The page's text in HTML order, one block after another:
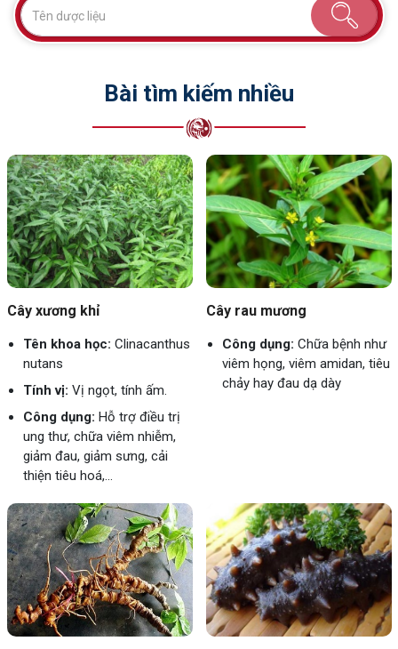
Bài tìm kiếm nhiều
Cây xương khỉ
Tên khoa học: Clinacanthus
nutans
Tính vị: Vị ngọt, tính ấm.
Công dụng: Hỗ trợ điều trị
ung thư, chữa viêm nhiễm,
giảm đau, giảm sưng, cải
thiện tiêu hoá,...
Cây rau mương
Công dụng: Chữa bệnh như
viêm họng, viêm amidan, tiêu
chảy hay đau dạ dày